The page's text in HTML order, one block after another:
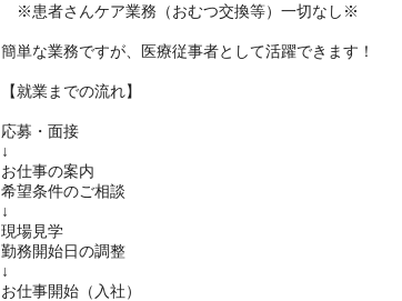
※患者さんケア業務（おむつ交換等）一切なし※
簡単な業務ですが、医療従事者として活躍できます！
【就業までの流れ】
応募・面接
↓
お仕事の案内
希望条件のご相談
↓
現場見学
勤務開始日の調整
↓
お仕事開始（入社）